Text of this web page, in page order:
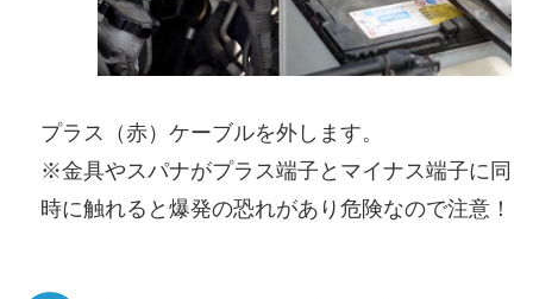
プラス（赤）ケーブルを外します。
※金具やスパナがプラス端子とマイナス端子に同
時に触れると爆発の恐れがあり危険なので注意！